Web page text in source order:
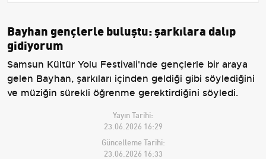
Bayhan gençlerle buluştu: şarkılara dalıp
gidiyorum
Samsun Kültür Yolu Festivali'nde gençlerle bir araya
gelen Bayhan, şarkıları içinden geldiği gibi söylediğini
ve müziğin sürekli öğrenme gerektirdiğini söyledi.
Yayın Tarihi:
23.06.2026 16:29
Güncelleme Tarihi:
23.06.2026 16:33